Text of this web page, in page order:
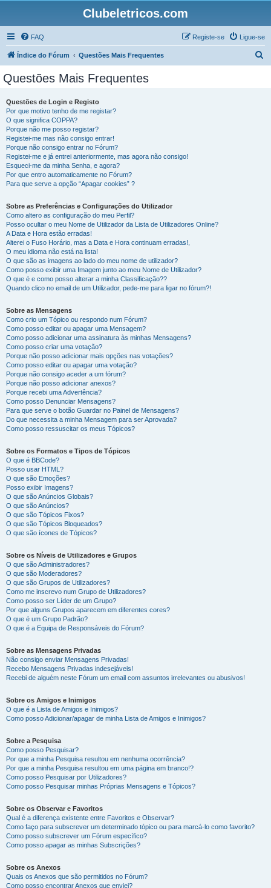
Clubeletricos.com
FAQ Ligue-se
Registe-se
Índice do Fórum Questões Mais Frequentes
Questões Mais Frequentes
Questões de Login e Registo
Por que motivo tenho de me registar?
O que significa COPPA?
Porque não me posso registar?
Registei-me mas não consigo entrar!
Porque não consigo entrar no Fórum?
Registei-me e já entrei anteriormente, mas agora não consigo!
Esqueci-me da minha Senha, e agora?
Por que entro automaticamente no Fórum?
Para que serve a opção “Apagar cookies” ?
Sobre as Preferências e Configurações do Utilizador
Como altero as configuração do meu Perfil?
Posso ocultar o meu Nome de Utilizador da Lista de Utilizadores Online?
A Data e Hora estão erradas!
Alterei o Fuso Horário, mas a Data e Hora continuam erradas!,
O meu idioma não está na lista!
O que são as imagens ao lado do meu nome de utilizador?
Como posso exibir uma Imagem junto ao meu Nome de Utilizador?
O que é e como posso alterar a minha Classificação??
Quando clico no email de um Utilizador, pede-me para ligar no fórum?!
Sobre as Mensagens
Como crio um Tópico ou respondo num Fórum?
Como posso editar ou apagar uma Mensagem?
Como posso adicionar uma assinatura às minhas Mensagens?
Como posso criar uma votação?
Porque não posso adicionar mais opções nas votações?
Como posso editar ou apagar uma votação?
Porque não consigo aceder a um fórum?
Porque não posso adicionar anexos?
Porque recebi uma Advertência?
Como posso Denunciar Mensagens?
Para que serve o botão Guardar no Painel de Mensagens?
Do que necessita a minha Mensagem para ser Aprovada?
Como posso ressuscitar os meus Tópicos?
Sobre os Formatos e Tipos de Tópicos
O que é BBCode?
Posso usar HTML?
O que são Emoções?
Posso exibir Imagens?
O que são Anúncios Globais?
O que são Anúncios?
O que são Tópicos Fixos?
O que são Tópicos Bloqueados?
O que são ícones de Tópicos?
Sobre os Níveis de Utilizadores e Grupos
O que são Administradores?
O que são Moderadores?
O que são Grupos de Utilizadores?
Como me inscrevo num Grupo de Utilizadores?
Como posso ser Líder de um Grupo?
Por que alguns Grupos aparecem em diferentes cores?
O que é um Grupo Padrão?
O que é a Equipa de Responsáveis do Fórum?
Sobre as Mensagens Privadas
Não consigo enviar Mensagens Privadas!
Recebo Mensagens Privadas indesejáveis!
Recebi de alguém neste Fórum um email com assuntos irrelevantes ou abusivos!
Sobre os Amigos e Inimigos
O que é a Lista de Amigos e Inimigos?
Como posso Adicionar/apagar de minha Lista de Amigos e Inimigos?
Sobre a Pesquisa
Como posso Pesquisar?
Por que a minha Pesquisa resultou em nenhuma ocorrência?
Por que a minha Pesquisa resultou em uma página em branco!?
Como posso Pesquisar por Utilizadores?
Como posso Pesquisar minhas Próprias Mensagens e Tópicos?
Sobre os Observar e Favoritos
Qual é a diferença existente entre Favoritos e Observar?
Como faço para subscrever um determinado tópico ou para marcá-lo como favorito?
Como posso subscrever um Fórum específico?
Como posso apagar as minhas Subscrições?
Sobre os Anexos
Quais os Anexos que são permitidos no Fórum?
Como posso encontrar Anexos que enviei?